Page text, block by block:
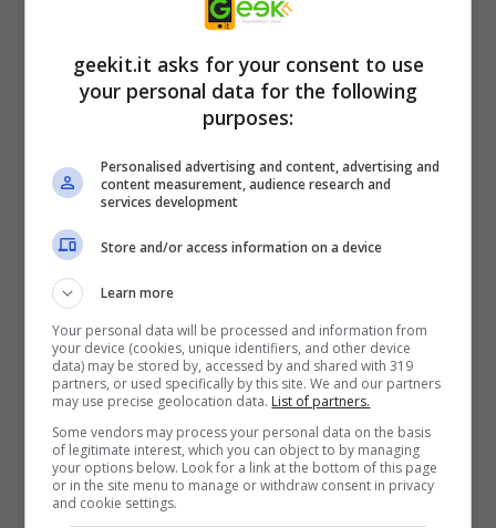
rivoluzionare la categoria
Articoli recenti
dollari: la storia dei Bitcoin
perduti in discarica
Realtà virtuale al top:
offerte imperdibili su Meta
iPhone SE 4: design
rinnovato, fotocamera
potenziata e prezzo in
geekit.it asks for your consent to use
your personal data for the following
purposes:
Personalised advertising and content, advertising and
content measurement, audience research and
services development
Store and/or access information on a device
Learn more
Your personal data will be processed and information from
your device (cookies, unique identifiers, and other device
data) may be stored by, accessed by and shared with 319
partners, or used specifically by this site. We and our partners
may use precise geolocation data. List of partners.
Some vendors may process your personal data on the basis
of legitimate interest, which you can object to by managing
your options below. Look for a link at the bottom of this page
or in the site menu to manage or withdraw consent in privacy
and cookie settings.